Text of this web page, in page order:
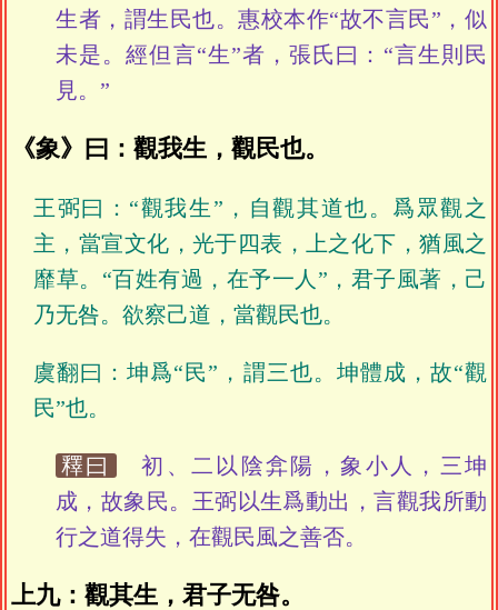
生者，謂生民也。惠校本作“故不言民”，似
未是。經但言“生”者，張氏曰：“言生則民
見。”
《象》曰：觀我生，觀民也。
王弼曰：“觀我生”，自觀其道也。爲眾觀之
主，當宣文化，光于四表，上之化下，猶風之
靡草。“百姓有過，在予一人”，君子風著，己
乃无咎。欲察己道，當觀民也。
虞翻曰：坤爲“民”，謂三也。坤體成，故“觀
民”也。
釋曰
初、二以陰弇陽，象小人，三坤
成，故象民。王弼以生爲動出，言觀我所動
行之道得失，在觀民風之善否。
上九：觀其生，君子无咎。